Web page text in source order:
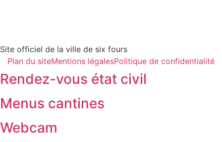
Site officiel de la ville de six fours
Plan du siteMentions légalesPolitique de confidentialité
Rendez-vous état civil
Menus cantines
Webcam